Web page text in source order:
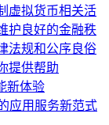
虚拟货币相关活
护良好的金融秩
法规和公序良俗
提供帮助
新体验
应用服务新范式